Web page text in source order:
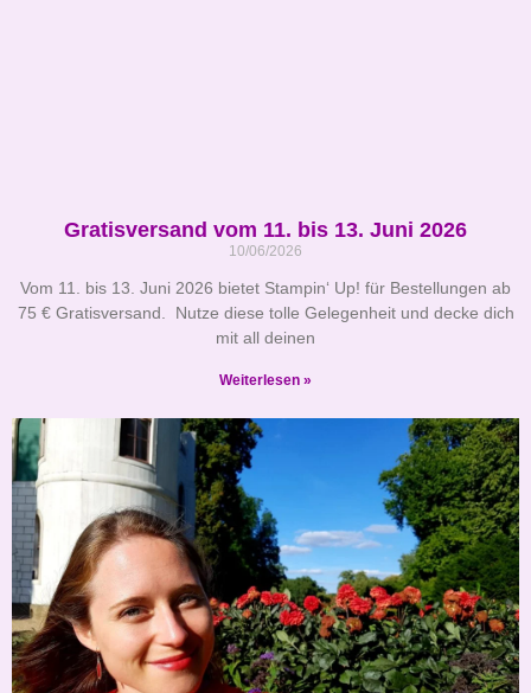
Gratisversand vom 11. bis 13. Juni 2026
10/06/2026
Vom 11. bis 13. Juni 2026 bietet Stampin‘ Up! für Bestellungen ab
75 € Gratisversand. Nutze diese tolle Gelegenheit und decke dich
mit all deinen
Weiterlesen »